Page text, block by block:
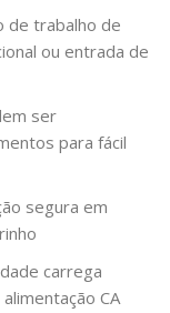
de trabalho de
ou entrada de
ser
para fácil
segura em
carrega
CA